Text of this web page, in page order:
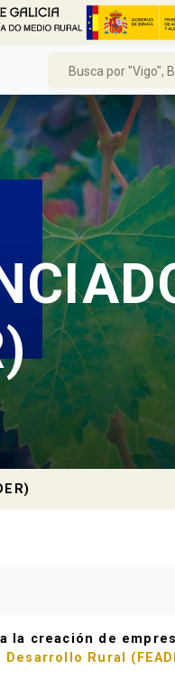
la creación de
Rural